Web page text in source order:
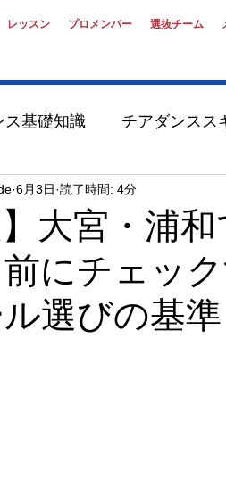
レッスン プロメンバー 選抜チーム
ス基礎知識 チアダンスス
オーディション対策
リーダーキャスティング
】大宮・浦
にチェッ
選びの基準
6月3日 読了時間: 4分